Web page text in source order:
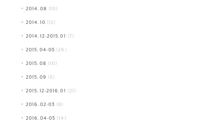
2014.08 (10)
2014.10 (12)
2014.12-2015.01 (7)
2015.04-05 (26)
2015.08 (10)
2015.09 (5)
2015.12-2016.01 (21)
2016.02-03 (8)
2016.04-05 (14)